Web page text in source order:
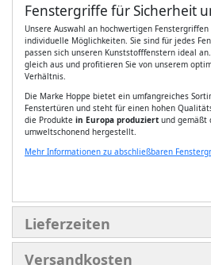
Fenstergriffe für Sicherheit
Unsere Auswahl an hochwertigen
individuelle Möglichkeiten. Sie sind für jedes
passen sich unseren Kunststofffenstern ideal
gleich aus und profitieren Sie von unserem
Verhältnis.
Die Marke Hoppe bietet ein umfangreiches
Fenstertüren und steht für einen hohen
die Produkte in Europa produziert und gemäßt
umweltschonend hergestellt.
Mehr Informationen zu abschließbaren
Lieferzeiten
Versandkosten